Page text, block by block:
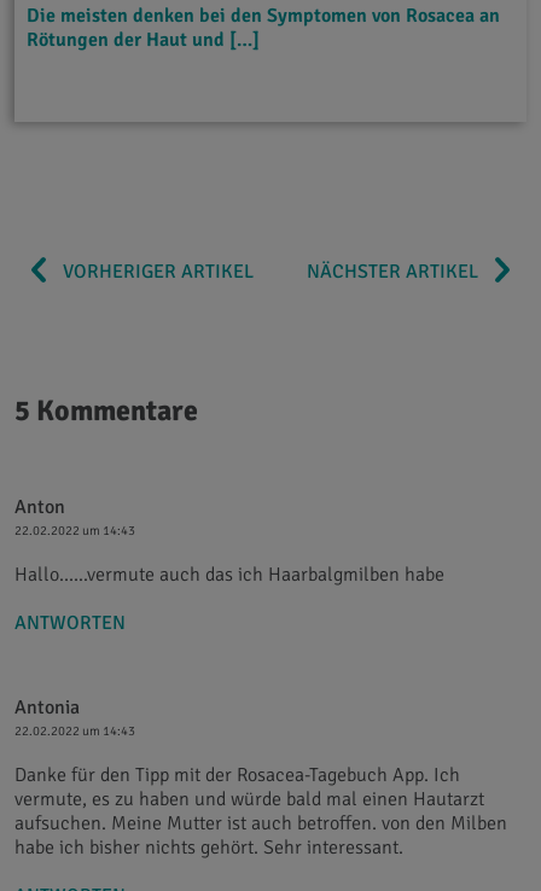
Die meisten denken bei den Symptomen von Rosacea an
Rötungen der Haut und […]
VORHERIGER ARTIKEL NÄCHSTER ARTIKEL
5 Kommentare
Anton
22.02.2022 um 14:43
Hallo......vermute auch das ich Haarbalgmilben habe
ANTWORTEN
Antonia
22.02.2022 um 14:43
Danke für den Tipp mit der Rosacea-Tagebuch App. Ich
vermute, es zu haben und würde bald mal einen Hautarzt
aufsuchen. Meine Mutter ist auch betroffen. von den Milben
habe ich bisher nichts gehört. Sehr interessant.